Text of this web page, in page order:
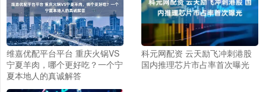
维嘉优配平台平台 重庆火锅VS
宁夏羊肉，哪个更好吃？一个宁
夏本地人的真诚解答
科元网配资 云天励飞冲刺港股
国内推理芯片市占率首次曝光